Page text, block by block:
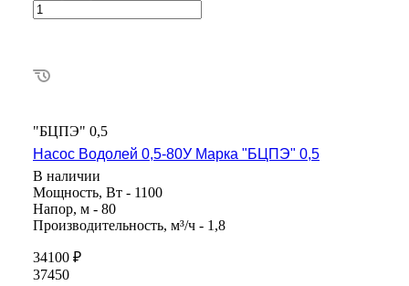
"БЦПЭ" 0,5
Насос Водолей 0,5-80У Марка "БЦПЭ" 0,5
В наличии
Мощность, Вт - 1100
Напор, м - 80
Производительность, м³/ч - 1,8
34100 ₽
37450